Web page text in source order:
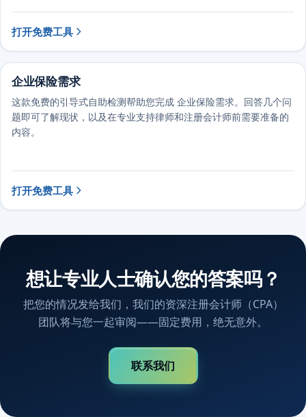
打开免费工具
企业保险需求
这款免费的引导式自助检测帮助您完成 企业保险需求。回答几个问
题即可了解现状，以及在专业支持律师和注册会计师前需要准备的
内容。
打开免费工具
想让专业人士确认您的答案吗？
把您的情况发给我们，我们的资深注册会计师（CPA）
团队将与您一起审阅——固定费用，绝无意外。
联系我们